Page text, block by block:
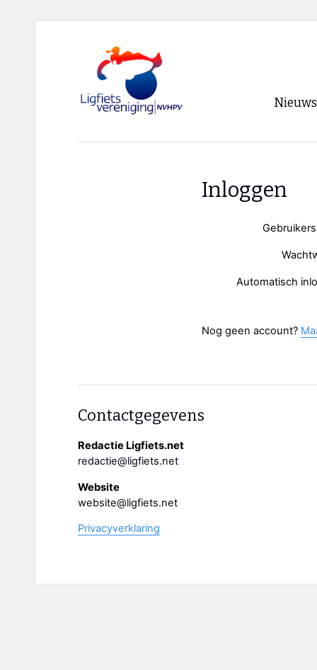
Nieuws
Inloggen
Automatisch
Nog geen account?
Contactgegevens
Redactie Ligfiets.net
redactie@ligfiets.net
Website
website@ligfiets.net
Privacyverklaring